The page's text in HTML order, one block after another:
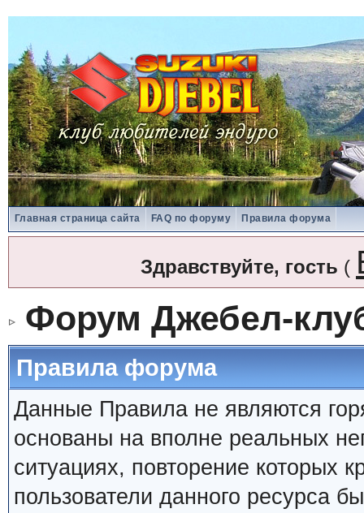
Главная страница сайта FAQ по форуму Правила форума
Здравствуйте, гость (
Форум Джебел-
Правила форума
Данные Правила не являются
основаны на вполне реальных
ситуациях, повторение которых
пользователи данного ресурса